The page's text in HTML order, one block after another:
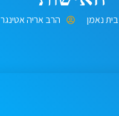
בית נאמן הרב אריה אטינגר